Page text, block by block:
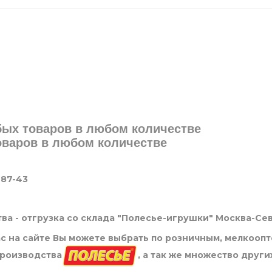
товаров в любом количестве
в любом количестве
43
- отгрузка со склада "Полесье-игрушки" Москва-
на сайте Вы можете выбрать по розничным,
, а так же множество